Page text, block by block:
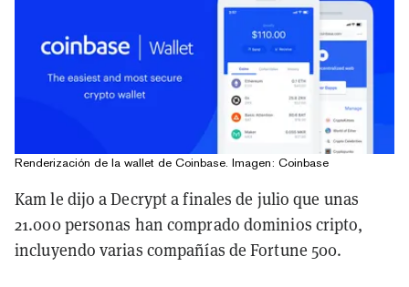
Renderización de la wallet de Coinbase. Imagen: Coinbase
Kam le dijo a Decrypt a finales de julio que unas
21.000 personas han comprado dominios cripto,
incluyendo varias compañías de Fortune 500.